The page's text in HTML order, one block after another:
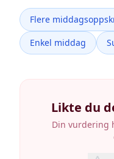
Flere
Enkel middag
Likte du
Din vurdering